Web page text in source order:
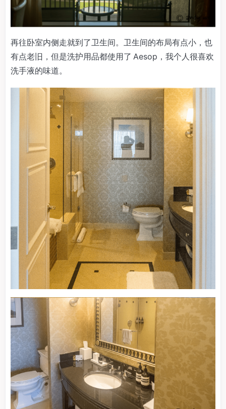
再往卧室内侧走就到了卫生间。卫生间的布局有点小，也
有点老旧，但是洗护用品都使用了 Aesop，我个人很喜欢
洗手液的味道。